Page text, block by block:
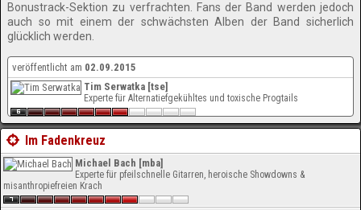
Bonustrack-Sektion zu verfrachten. Fans der Band werden jedoch
auch so mit einem der schwächsten Alben der Band sicherlich
glücklich werden.
veröffentlicht am 02.09.2015
Tim Serwatka [tse]
Experte für Alternatiefgekühltes und toxische Progtails
Im Fadenkreuz
Michael Bach [mba]
Experte für pfeilschnelle Gitarren, heroische Showdowns &
misanthropiefreien Krach